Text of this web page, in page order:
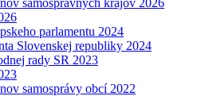
samosprávnych krajov 2026
parlamentu 2024
Slovenskej republiky 2024
rady SR 2023
samosprávy obcí 2022